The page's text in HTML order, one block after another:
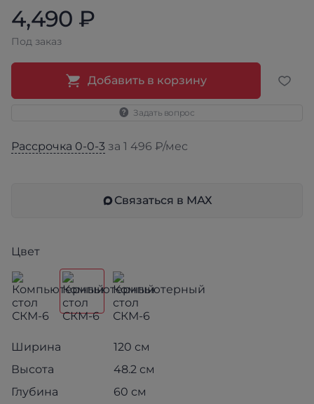
4,490 ₽
Под заказ
Добавить в корзину
Задать вопрос
Рассрочка 0-0-3 за 1 496 ₽/мес
Связаться в МАХ
Цвет
Ширина
120 см
Высота
48.2 см
Глубина
60 см